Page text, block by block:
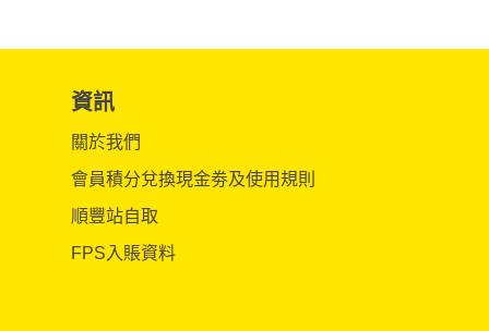
資訊
關於我們
會員積分兌換現金劵及使用規則
順豐站自取
FPS入賬資料